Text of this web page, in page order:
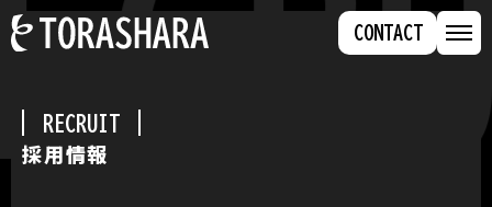
CONTACT MENU
RECRUIT
採用情報